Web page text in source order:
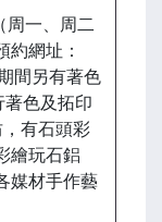
周一、周二
約網址：
間另有著色
色及拓印
有石頭彩
繪玩石鋁
媒材手作藝